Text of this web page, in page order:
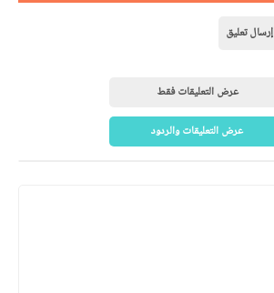
إرسال تعليق
عرض التعليقات فقط
عرض التعليقات والردود